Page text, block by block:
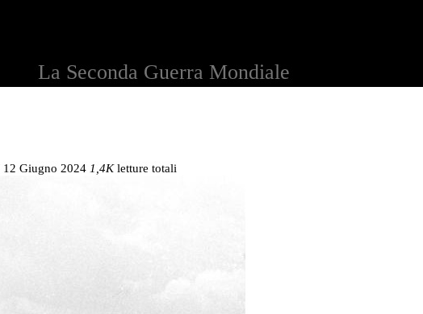
La Seconda Guerra Mondiale
12 Giugno 2024 1,4Kletture totali